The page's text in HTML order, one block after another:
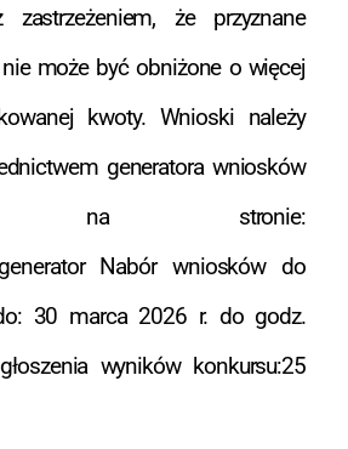
zastrzeżeniem, że przyznane
może być obniżone o więcej
kwoty. Wnioski należy
generatora wniosków
na stronie:
generator Nabór wniosków do
30 marca 2026 r. do godz.
wyników konkursu:25